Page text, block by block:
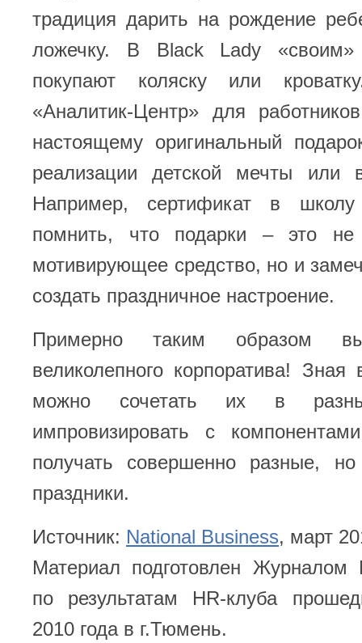
традиция дарить на рождение
ложечку. В Black Lady «своим»
покупают коляску или
«Аналитик-Центр» для
настоящему оригинальный
реализации детской мечты или
Например, сертификат в
помнить, что подарки – это
мотивирующее средство, но и
создать праздничное настроение.
Примерно таким образом
великолепного корпоратива! Зная
можно сочетать их в
импровизировать с
получать совершенно разные,
праздники.
Источник: National Business, март
Материал подготовлен Журналом
по результатам HR-клуба
2010 года в г.Тюмень.